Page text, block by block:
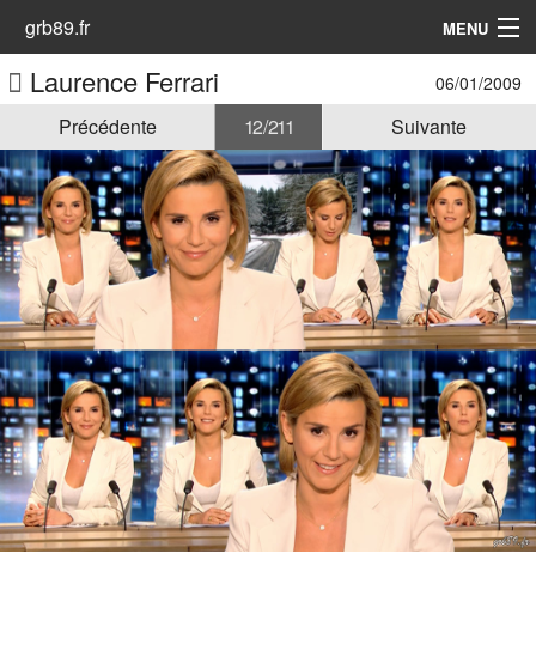
grb89.fr MENU
Accueil
Les Animatrices
Laurence Ferrari 06/01/2009
Précédente 12 / 211 Suivante